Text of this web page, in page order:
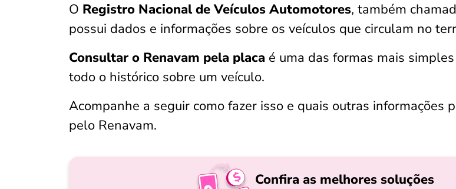
O Registro Nacional de Veículos Automotores, também
possui dados e informações sobre os veículos que circulam no
Consultar o Renavam pela placa é uma das formas mais
todo o histórico sobre um veículo.
Acompanhe a seguir como fazer isso e quais outras informações
pelo Renavam.
Confira as melhores soluções